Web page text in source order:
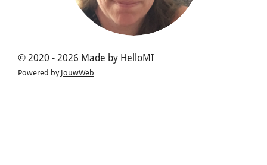
© 2020 - 2026 Made by HelloMI
Powered by JouwWeb